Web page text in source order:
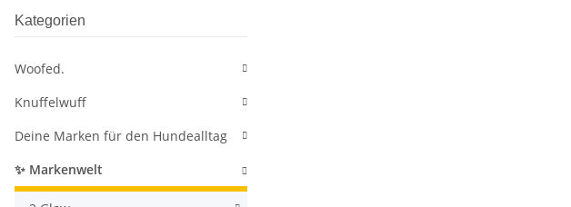
Kategorien
Woofed.
Knuffelwuff
Deine Marken für den Hundealltag
✨ Markenwelt